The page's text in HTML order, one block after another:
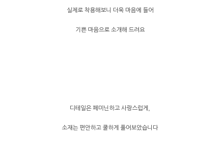
실제로 착용해보니 더욱 마음에 들어
기쁜 마음으로 소개해 드려요
디테일은 페미닌하고 사랑스럽게,
소재는 편안하고 쿨하게 풀어보았습니다